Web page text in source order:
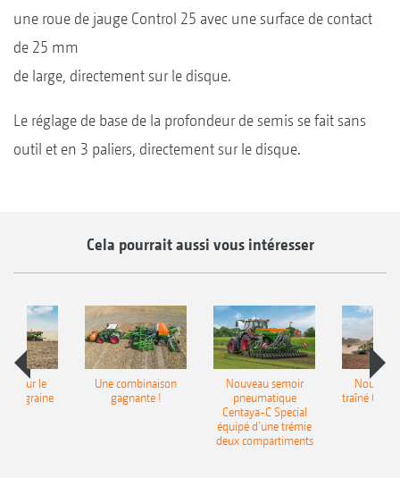
une roue de jauge Control 25 avec une surface de contact
de 25 mm
de large, directement sur le disque.
Le réglage de base de la profondeur de semis se fait sans
outil et en 3 paliers, directement sur le disque.
Cela pourrait aussi vous intéresser
pour le
Une combinaison
gagnante !
Nouveau semoir
pneumatique
Centaya-C Special
équipé d’une trémie
deux compartiments
traîné